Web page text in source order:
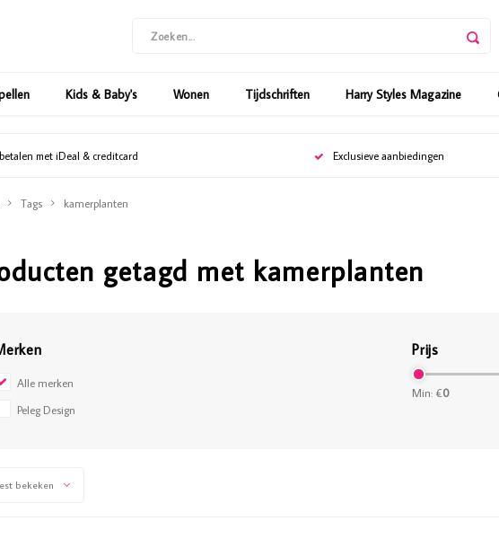
Kids & Baby's Wonen Tijdschriften Harry Styles Magazine
met iDeal & creditcard Exclusieve aanbiedingen
Tags kamerplanten
getagd met kamerplanten
Alle merken
Peleg Design
Prijs
Min: €0
bekeken